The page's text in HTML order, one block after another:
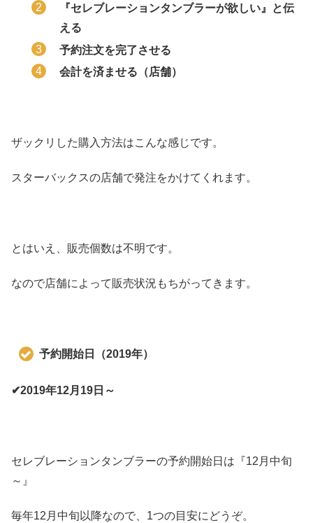
『セレブレーションタンブラーが欲しい』と伝
える
予約注文を完了させる
会計を済ませる（店舗）
ザックリした購入方法はこんな感じです。
スターバックスの店舗で発注をかけてくれます。
とはいえ、販売個数は不明です。
なので店舗によって販売状況もちがってきます。
予約開始日（2019年）
✔2019年12月19日～
セレブレーションタンブラーの予約開始日は『12月中旬
～』
毎年12月中旬以降なので、1つの目安にどうぞ。